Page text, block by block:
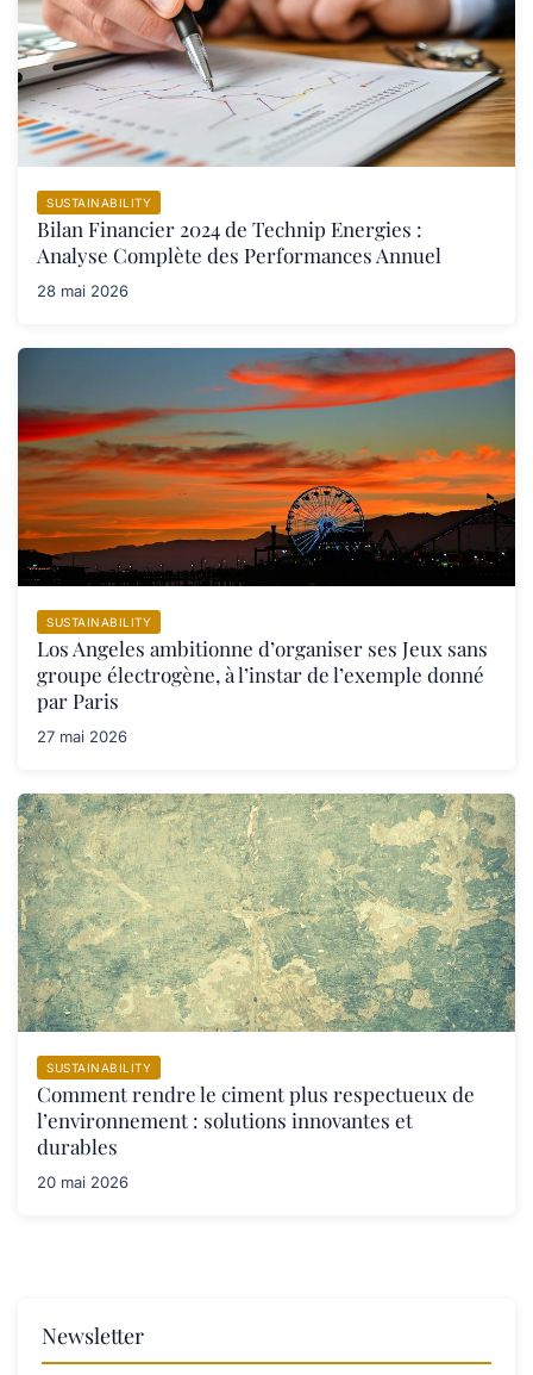
SUSTAINABILITY
Bilan Financier 2024 de Technip Energies :
Analyse Complète des Performances Annuel
28 mai 2026
SUSTAINABILITY
Los Angeles ambitionne d’organiser ses Jeux sans
groupe électrogène, à l’instar de l’exemple donné
par Paris
27 mai 2026
SUSTAINABILITY
Comment rendre le ciment plus respectueux de
l’environnement : solutions innovantes et
durables
20 mai 2026
Newsletter